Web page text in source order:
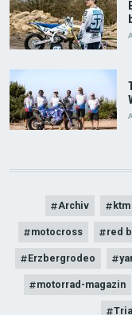
Archiv ktm
motocross red
Erzbergrodeo
motorrad-magazin
Trial